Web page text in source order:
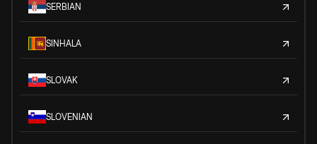
SERBIAN
SINHALA
SLOVAK
SLOVENIAN